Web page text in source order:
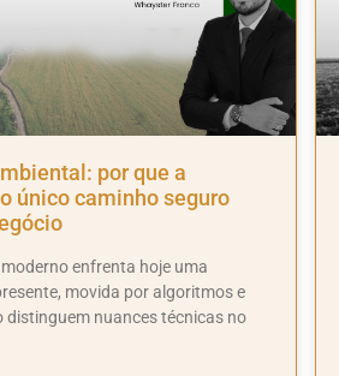
por que a
único caminho seguro
enfrenta hoje uma
movida por algoritmos e
distinguem nuances técnicas no